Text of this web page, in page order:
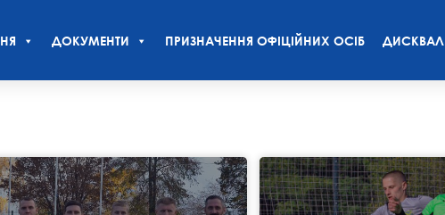
ДОКУМЕНТИ ПРИЗНАЧЕННЯ ОФІЦІЙНИХ ОСІБ